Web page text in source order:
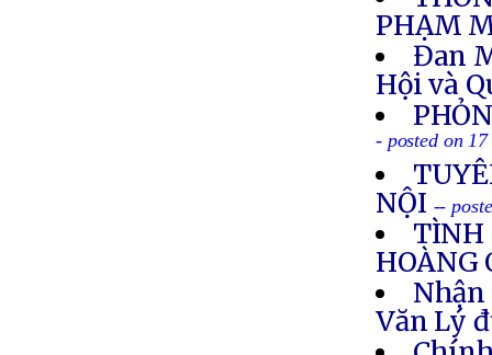
PHẠM
Đan
Hội và
- posted on
NỘI --
TÌNH
HOÀNG
Nhận
Văn Lý